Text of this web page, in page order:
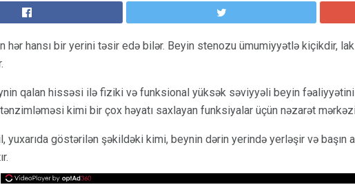
hər hansı bir yerini təsir edə bilər. Beyin stenozu ümumiyyətlə kiçikdir,
qalan hissəsi ilə fiziki və funksional yüksək səviyyəli beyin
kimi bir çox həyatı saxlayan funksiyalar üçün nəzarət
yuxarıda göstərilən şəkildəki kimi, beynin dərin yerində yerləşir və başın